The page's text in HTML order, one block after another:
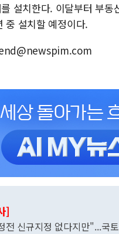
설치한다. 이달부터 부
중 설치할 예정이다.
]
전 신규지정 없다지만"...국